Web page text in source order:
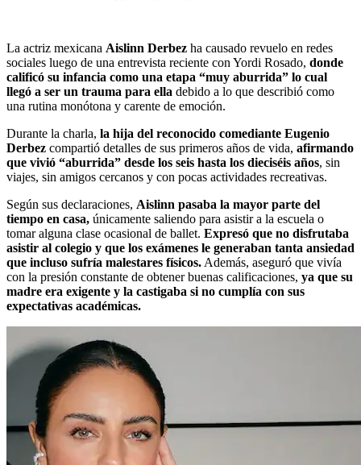
La actriz mexicana Aislinn Derbez ha causado revuelo en redes
sociales luego de una entrevista reciente con Yordi Rosado, donde
calificó su infancia como una etapa “muy aburrida” lo cual
llegó a ser un trauma para ella debido a lo que describió como
una rutina monótona y carente de emoción.
Durante la charla, la hija del reconocido comediante Eugenio
Derbez compartió detalles de sus primeros años de vida, afirmando
que vivió “aburrida” desde los seis hasta los dieciséis años, sin
viajes, sin amigos cercanos y con pocas actividades recreativas.
Según sus declaraciones, Aislinn pasaba la mayor parte del
tiempo en casa, únicamente saliendo para asistir a la escuela o
tomar alguna clase ocasional de ballet. Expresó que no disfrutaba
asistir al colegio y que los exámenes le generaban tanta ansiedad
que incluso sufría malestares físicos. Además, aseguró que vivía
con la presión constante de obtener buenas calificaciones, ya que su
madre era exigente y la castigaba si no cumplía con sus
expectativas académicas.